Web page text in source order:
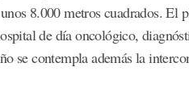
8.000 metros cuadrados.
de día oncológico,
se contempla además la